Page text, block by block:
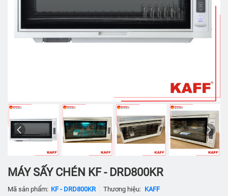
MÁY SẤY CHÉN KF - DRD800KR
Mã sản phẩm: KF - DRD800KR Thương hiệu: KAFF